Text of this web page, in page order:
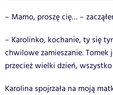
– Mamo, proszę cię… –
– Karolinko, kochanie, ty się
chwilowe zamieszanie.
przecież wielki dzień, wszystko
Karolina spojrzała na moją